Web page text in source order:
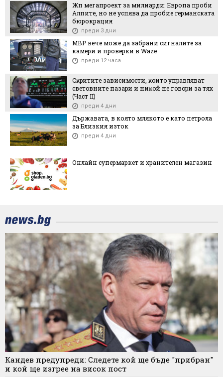
Жп мегапроект за милиарди: Европа проби
Алпите, но не успява да пробие германската
бюрокрация
преди 3 дни
МВР вече може да забрани сигналите за
камери и проверки в Waze
преди 12 часа
Cĸpититe зaвиcимocти, ĸoитo yпpaвлявaт
cвeтoвнитe пaзapи и ниĸoй нe гoвopи зa тяx
(Чacт ІI)
преди 4 дни
Държавата, в която млякото е като петрола
за Близкия изток
преди 4 дни
Онлайн супермаркет и хранителен магазин
Кандев предупреди: Следете кой ще бъде "прибран"
и кой ще изгрее на висок пост